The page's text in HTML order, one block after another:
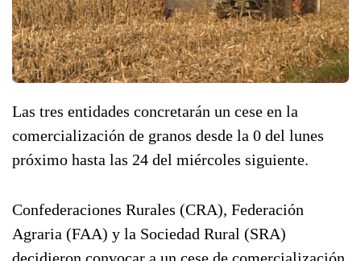
Las tres entidades concretarán un cese en la
comercialización de granos desde la 0 del lunes
próximo hasta las 24 del miércoles siguiente.
Confederaciones Rurales (CRA), Federación
Agraria (FAA) y la Sociedad Rural (SRA)